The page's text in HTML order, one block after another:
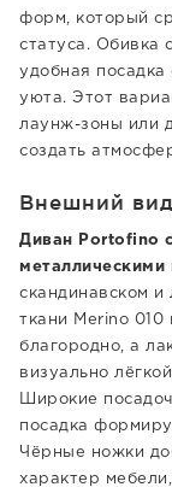
форм, который
статуса. Обивка
удобная
уюта. Этот
лаунж-зоны или
создать
Внешний
Диван Portofino
скандинавском
ткани Merino 010
благородно, а
визуально
Широкие
посадка
Чёрные ножки
характер